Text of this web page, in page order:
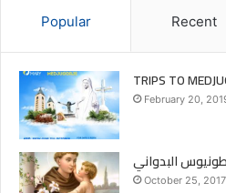
Popular Recent
TRIPS TO
February 20,
البدواني
October 25, 2017